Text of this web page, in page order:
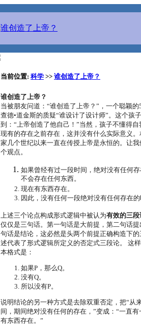
当前位置: 科学 >> 谁创造了上帝？
谁创造了上帝？
当被朋友问道：“谁创造了上帝？”，一个聪颖
查德•道金斯的质疑“谁设计了设计师”。这个孩
到：“上帝创造了他自己！”当然，孩子不懂得
现有的存在之前存在，这并没有什么实际意义
家几个世纪以来一直在传授上帝是永恒的。让
个观点。
如果曾经有过一段时间，绝对没有任何
不会存在任何东西。
现在有东西存在。
因此，没有任何一段绝对没有任何存在
上述三个论点构成形式逻辑中被认为有效的三段
仅仅是三句话。第一句话是大前提，第二句话
句话是结论，这必然是头两个前提正确构造下
述代表了形式逻辑所定义的否定式三段论。 这
本格式是：
如果P，那么Q。
没有Q。
所以没有P。
说明结论的另一种方式是去除双重否定，把“从
间，期间绝对没有任何的存在，”变成：“一直
有东西存在。”